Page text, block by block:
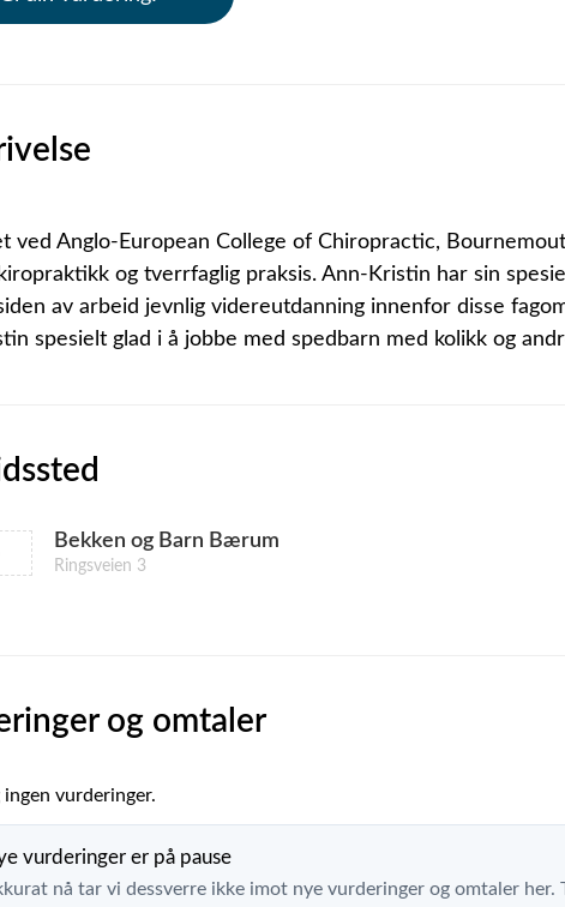
ved Anglo-European College of Chiropractic,
og tverrfaglig praksis. Ann-Kristin har sin
av arbeid jevnlig videreutdanning innenfor disse
spesielt glad i å jobbe med spedbarn med kolikk og
Bekken og Barn Bærum
Ringsveien 3
og omtaler
ingen vurderinger.
vurderinger er på pause
nå tar vi dessverre ikke imot nye vurderinger og omtaler